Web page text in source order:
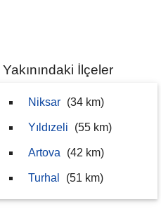
İlçeler
Niksar (34 km)
Yıldızeli (55 km)
Artova (42 km)
Turhal (51 km)